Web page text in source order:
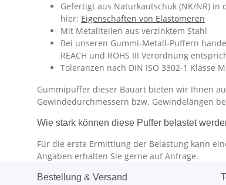
Gefertigt aus Naturkautschuk (NK/NR) in
hier: Eigenschaften von Elastomeren
Mit Metallteilen aus verzinktem Stahl
Bei unseren Gummi-Metall-Puffern
REACH und ROHS III Verordnung
Toleranzen nach DIN ISO 3302-1 Klasse
Gummipuffer dieser Bauart bieten wir Ihnen
Gewindedurchmessern bzw. Gewindelängen
Wie stark können diese Puffer belastet
Für die erste Ermittlung der Belastung kann
Angaben erhalten Sie gerne auf Anfrage.
Bestellung & Versand